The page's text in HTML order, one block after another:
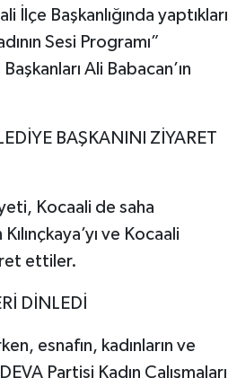
Başkanlığında yaptıkları
Sesi Programı”
Ali Babacan’ın
BAŞKANINI ZİYARET
Kocaali de saha
ve Kocaali
ettiler.
DİNLEDİ
esnafın, kadınların ve
Partisi Kadın Çalışmaları